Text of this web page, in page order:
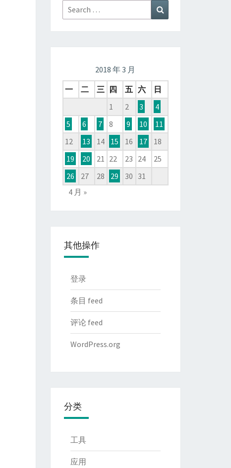
Search
for:
2018 年 3 月
一
二 三 四 五 六
日
1
2 3
4
5
6 7 8 9 10
11
12
13 14 15 16 17
18
19
20 21 22 23 24
25
26
27 28 29 30 31
4 月 »
其他操作
登录
条目 feed
评论 feed
WordPress.org
分类
工具
应用